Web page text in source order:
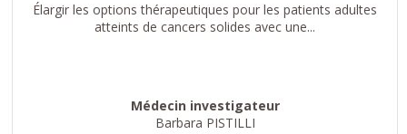
Élargir les options thérapeutiques pour les patients adultes
atteints de cancers solides avec une...
Médecin investigateur
Barbara PISTILLI